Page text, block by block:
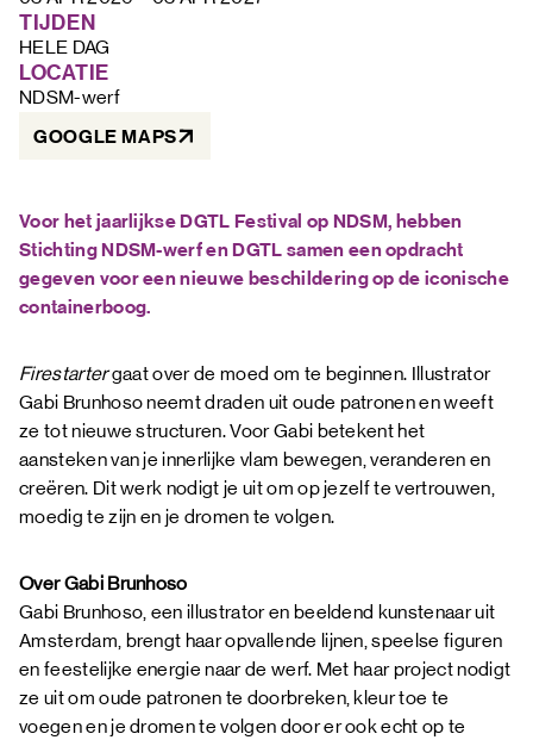
FAQ
TIJDEN
HELE DAG
LOCATIE
NDSM-werf
GOOGLE MAPS
Voor het jaarlijkse DGTL Festival op NDSM, hebben
Stichting NDSM-werf en DGTL samen een opdracht
gegeven voor een nieuwe beschildering op de iconische
containerboog.
Firestartergaat over de moed om te beginnen. Illustrator
Gabi Brunhoso neemt draden uit oude patronen en weeft
ze tot nieuwe structuren. Voor Gabi betekent het
aansteken van je innerlijke vlam bewegen, veranderen en
creëren. Dit werk nodigt je uit om op jezelf te vertrouwen,
moedig te zijn en je dromen te volgen.
Over Gabi Brunhoso
Gabi Brunhoso, een illustrator en beeldend kunstenaar uit
Amsterdam, brengt haar opvallende lijnen, speelse figuren
en feestelijke energie naar de werf. Met haar project nodigt
ze uit om oude patronen te doorbreken, kleur toe te
voegen en je dromen te volgen door er ook echt op te